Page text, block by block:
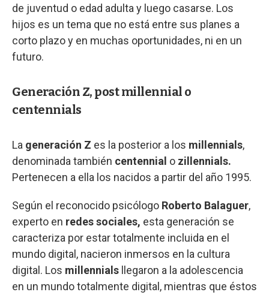
de juventud o edad adulta y luego casarse. Los
hijos es un tema que no está entre sus planes a
corto plazo y en muchas oportunidades, ni en un
futuro.
Generación Z, post millennial o
centennials
La generación Z es la posterior a los millennials,
denominada también centennial o zillennials.
Pertenecen a ella los nacidos a partir del año 1995.
Según el reconocido psicólogo Roberto Balaguer,
experto en redes sociales, esta generación se
caracteriza por estar totalmente incluida en el
mundo digital, nacieron inmersos en la cultura
digital. Los millennials
llegaron a la adolescencia
en un mundo totalmente digital, mientras que éstos